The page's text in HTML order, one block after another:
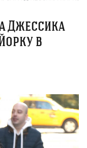
Джессика
в